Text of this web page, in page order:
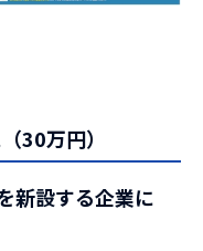
30万円）
新設する企業に